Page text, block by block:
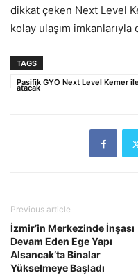
dikkat çeken Next Level
kolay ulaşım
TAGS
Pasifik GYO Next Level Kemer
atacak
Previous article
İzmir’in Merkezinde İnşası
Devam Eden Ege Yapı
Alsancak’ta Binalar
Yükselmeye Başladı